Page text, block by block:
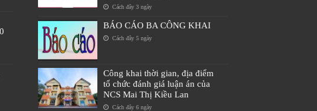
Cách đây 3 ngày
BÁO CÁO BA CÔNG KHAI
Cách đây 5 ngày
Công khai thời gian, địa điểm
tổ chức đánh giá luận án của
NCS Mai Thị Kiều Lan
Cách đây 6 ngày